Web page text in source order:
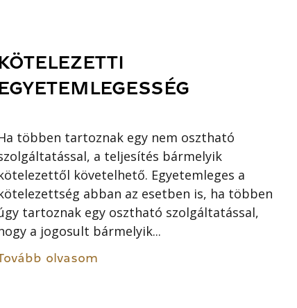
KÖTELEZETTI
EGYETEMLEGESSÉG
többen tartoznak egy nem osztható
a teljesítés bármelyik
követelhető. Egyetemleges a
abban az esetben is, ha többen
tartoznak egy osztható szolgáltatással,
a jogosult bármelyik...
olvasom